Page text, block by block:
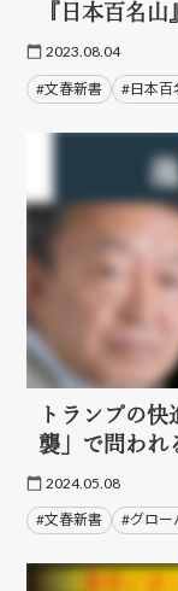
『日本百名
2023.08.04
#文春新書 #日本百
トランプの
襲」で問われ
2024.05.08
#文春新書 #グロー